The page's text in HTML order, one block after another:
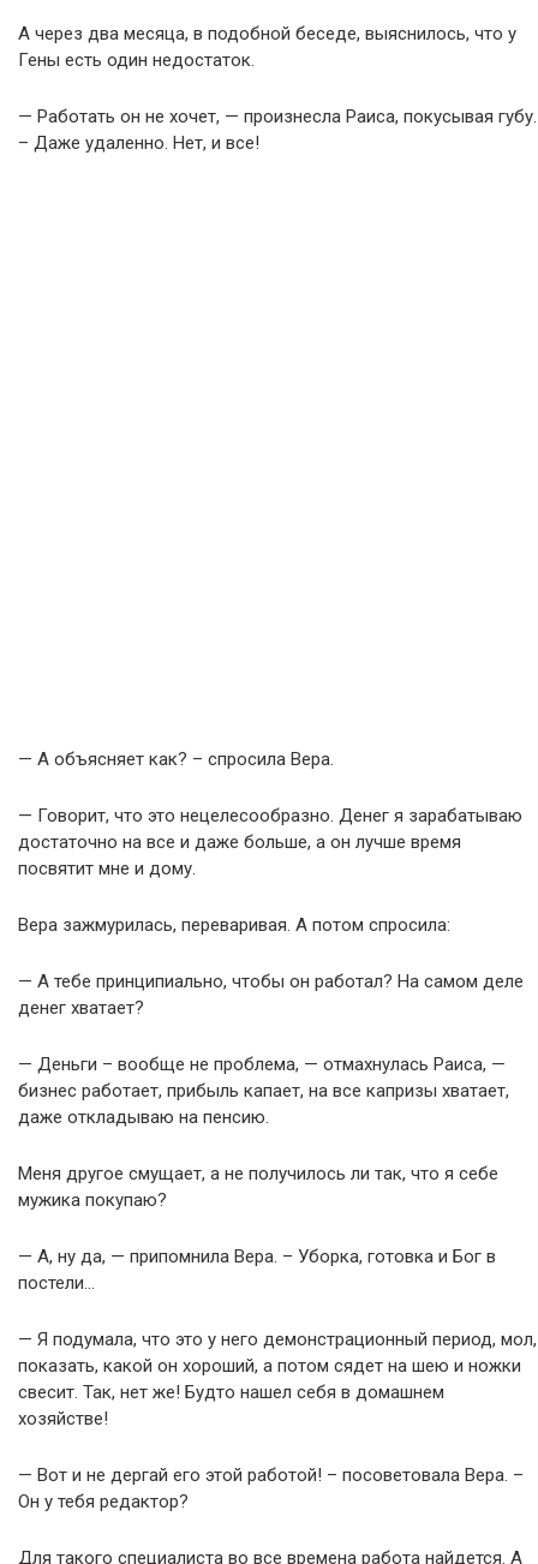
А через два месяца, в подобной беседе, выяснилось, что у
Гены есть один недостаток.
— Работать он не хочет, — произнесла Раиса, покусывая губу.
– Даже удаленно. Нет, и все!
— А объясняет как? – спросила Вера.
— Говорит, что это нецелесообразно. Денег я зарабатываю
достаточно на все и даже больше, а он лучше время
посвятит мне и дому.
Вера зажмурилась, переваривая. А потом спросила:
— А тебе принципиально, чтобы он работал? На самом деле
денег хватает?
— Деньги – вообще не проблема, — отмахнулась Раиса, —
бизнес работает, прибыль капает, на все капризы хватает,
даже откладываю на пенсию.
Меня другое смущает, а не получилось ли так, что я себе
мужика покупаю?
— А, ну да, — припомнила Вера. – Уборка, готовка и Бог в
постели…
— Я подумала, что это у него демонстрационный период, мол,
показать, какой он хороший, а потом сядет на шею и ножки
свесит. Так, нет же! Будто нашел себя в домашнем
хозяйстве!
— Вот и не дергай его этой работой! – посоветовала Вера. –
Он у тебя редактор?
Для такого специалиста во все времена работа найдется. А